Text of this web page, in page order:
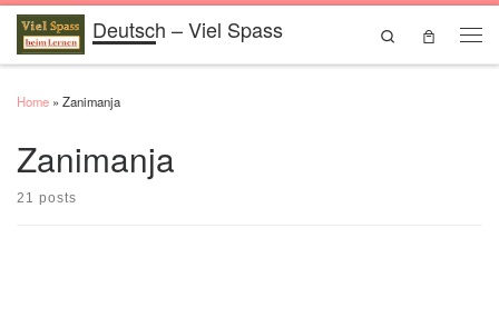
Skip to contentDeutsch – Viel Spass
Search
Home » Zanimanja
Zanimanja
21 posts